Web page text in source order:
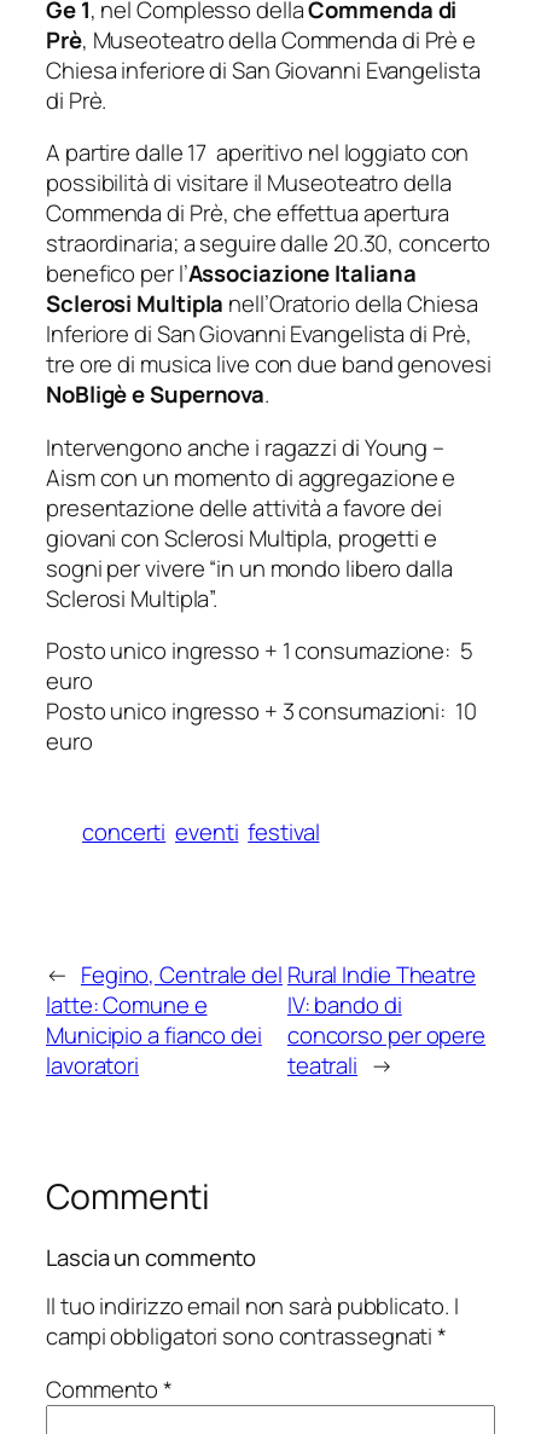
Ge 1, nel Complesso dellaCommenda di
Prè, Museoteatro della Commenda di Prè e
Chiesa inferiore di San Giovanni Evangelista
di Prè.
A partire dalle 17 aperitivo nel loggiato con
possibilità di visitare il Museoteatro della
Commenda di Prè, che effettua apertura
straordinaria; a seguire dalle 20.30, concerto
benefico per l’Associazione Italiana
Sclerosi Multipla nell’Oratorio della Chiesa
Inferiore di San Giovanni Evangelista di Prè,
tre ore di musica live con due band genovesi
NoBligè e Supernova.
Intervengono anche i ragazzi di Young –
Aism con un momento di aggregazione e
presentazione delle attività a favore dei
giovani con Sclerosi Multipla, progetti e
sogni per vivere “in un mondo libero dalla
Sclerosi Multipla”.
Posto unico ingresso + 1 consumazione: 5
euro
Posto unico ingresso + 3 consumazioni: 10
euro
concerti eventi festival
← Fegino, Centrale del
latte: Comune e
Municipio a fianco dei
lavoratori
Rural Indie Theatre
IV: bando di
concorso per opere
teatrali →
Commenti
Lascia un commento
Il tuo indirizzo email non sarà pubblicato. I
campi obbligatori sono contrassegnati*
Commento*